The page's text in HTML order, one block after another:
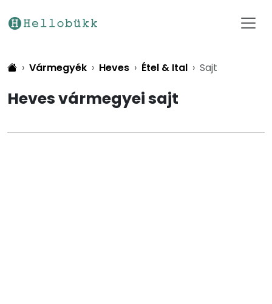
Vármegyék Heves Étel & Ital Sajt
Heves vármegyei sajt